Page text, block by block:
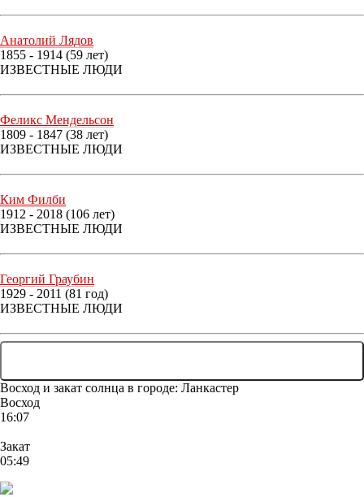
Анатолий Лядов
1855 - 1914 (59 лет)
ИЗВЕСТНЫЕ ЛЮДИ
Феликс Мендельсон
1809 - 1847 (38 лет)
ИЗВЕСТНЫЕ ЛЮДИ
Ким Филби
1912 - 2018 (106 лет)
ИЗВЕСТНЫЕ ЛЮДИ
Георгий Граубин
1929 - 2011 (81 год)
ИЗВЕСТНЫЕ ЛЮДИ
Восход и закат солнца в городе: Ланкастер
Восход
16:07
Закат
05:49